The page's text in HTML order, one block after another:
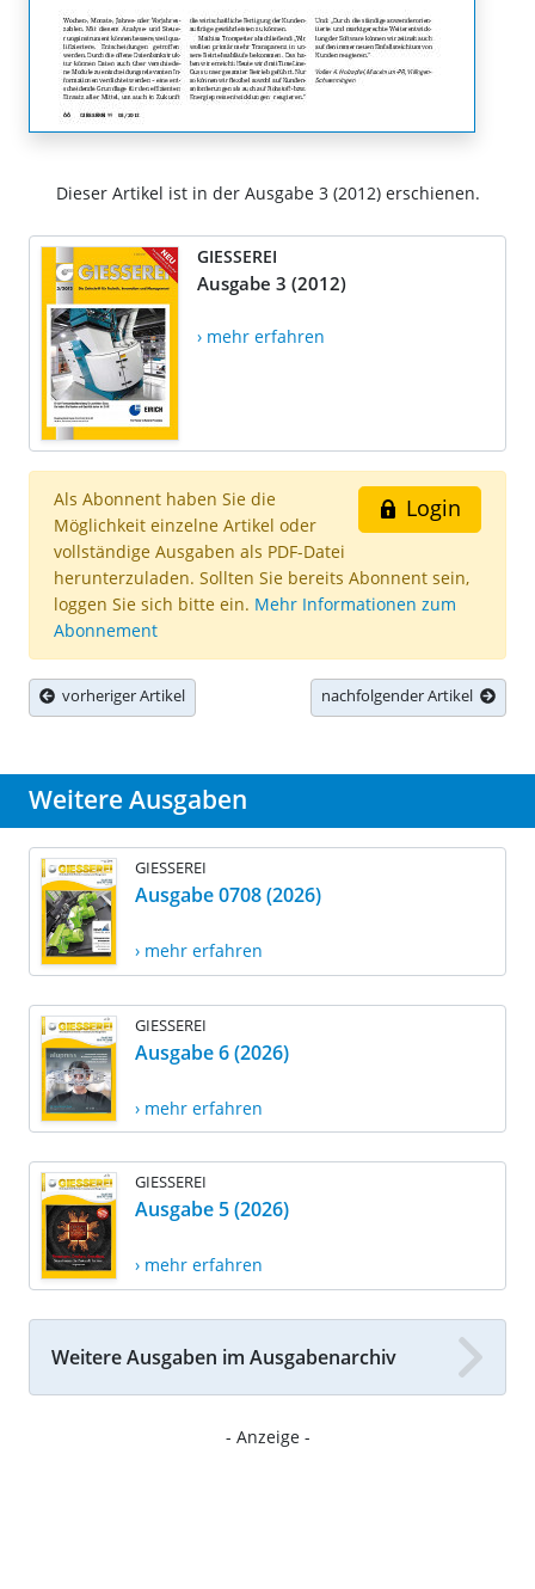
Dieser Artikel ist in der Ausgabe 3 (2012) erschienen.
GIESSEREI
Ausgabe 3 (2012)
› mehr erfahren
Login
Als Abonnent haben Sie die
Möglichkeit einzelne Artikel oder
vollständige Ausgaben als PDF-Datei
herunterzuladen. Sollten Sie bereits Abonnent sein,
loggen Sie sich bitte ein. Mehr Informationen zum
Abonnement
vorheriger Artikel nachfolgender Artikel
Weitere Ausgaben
GIESSEREI
Ausgabe 0708 (2026)
› mehr erfahren
GIESSEREI
Ausgabe 6 (2026)
› mehr erfahren
GIESSEREI
Ausgabe 5 (2026)
› mehr erfahren
Weitere Ausgaben im Ausgabenarchiv
- Anzeige -